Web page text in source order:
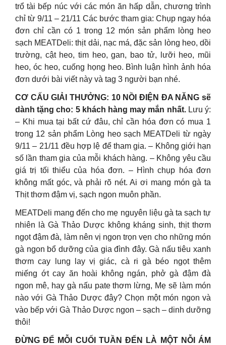
trổ tài bếp núc với các món ăn hấp dẫn, chương trình
chỉ từ 9/11 – 21/11 Các bước tham gia: Chụp ngay hóa
đơn chỉ cần có 1 trong 12 món sản phẩm lòng heo
sạch MEATDeli: thịt dải, nạc má, đặc sản lòng heo, dồi
trường, cật heo, tim heo, gan, bao tử, lưỡi heo, mũi
heo, óc heo, cuống họng heo. Bình luận hình ảnh hóa
đơn dưới bài viết này và tag 3 người bạn nhé.
CƠ CẤU GIẢI THƯỞNG: 10 NỒI ĐIỆN ĐA NĂNG sẽ
dành tặng cho: 5 khách hàng may mắn nhất.Lưu ý:
– Khi mua tại bất cứ đâu, chỉ cần hóa đơn có mua 1
trong 12 sản phẩm Lòng heo sạch MEATDeli từ ngày
9/11 – 21/11 đều hợp lệ để tham gia. – Không giới hạn
số lần tham gia của mỗi khách hàng. – Không yêu cầu
giá trị tối thiểu của hóa đơn. – Hình chụp hóa đơn
không mất góc, và phải rõ nét. Ai ơi mang món gà ta
Thịt thơm đậm vị, sạch ngon muôn phần.
MEATDeli mang đến cho mẹ nguyên liệu gà ta sạch tự
nhiên là Gà Thảo Dược không kháng sinh, thịt thơm
ngọt đậm đà, làm nên vị ngon trọn vẹn cho những món
gà ngon bổ dưỡng của gia đình đây. Gà nấu tiêu xanh
thơm cay lung lay vị giác, cà ri gà béo ngọt thêm
miếng ớt cay ăn hoài không ngán, phở gà đậm đà
ngon mê, hay gà nấu pate thơm lừng, Mẹ sẽ làm món
nào với Gà Thảo Dược đây? Chọn một món ngon và
vào bếp với Gà Thảo Dược ngon – sạch – dinh dưỡng
thôi!
ĐỪNG ĐỂ MỖI CUỐI TUẦN ĐẾN LÀ MỘT NỖI ÁM